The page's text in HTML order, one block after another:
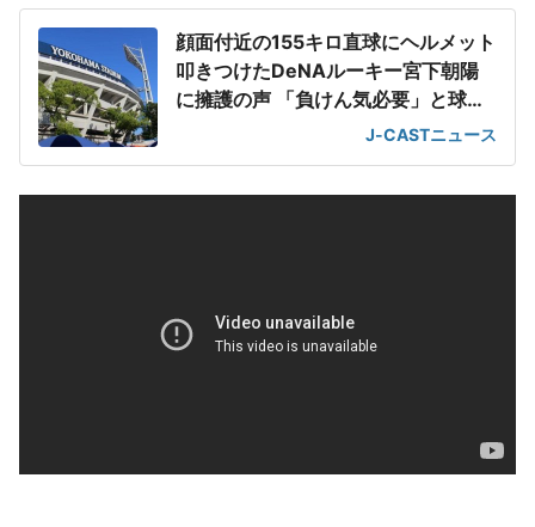
顔面付近の155キロ直球にヘルメット
叩きつけたDeNAルーキー宮下朝陽
に擁護の声 「負けん気必要」と球団
J-CASTニュース